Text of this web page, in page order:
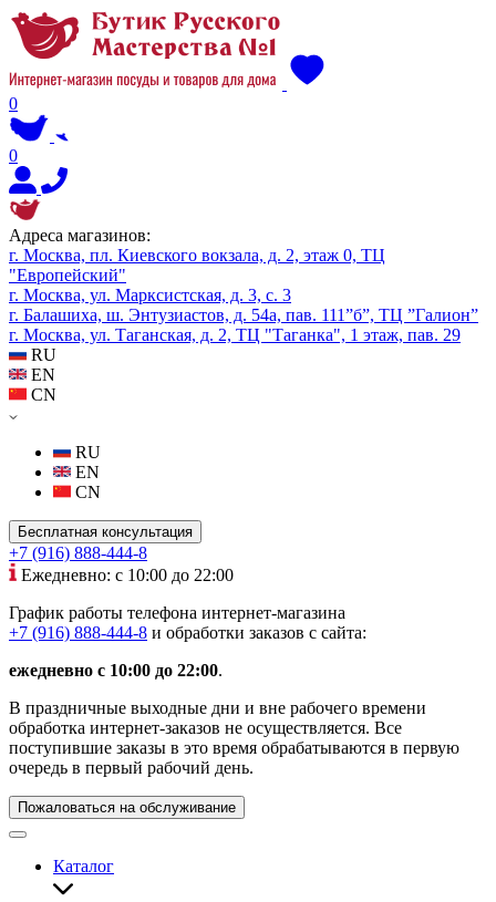
0
0
Адреса магазинов:
г. Москва, пл. Киевского вокзала, д. 2, этаж 0, ТЦ
"Европейский"
г. Москва, ул. Марксистская, д. 3, с. 3
г. Балашиха, ш. Энтузиастов, д. 54а, пав. 111”б”, ТЦ ”Галион”
г. Москва, ул. Таганская, д. 2, ТЦ "Таганка", 1 этаж, пав. 29
RU
EN
CN
RU
EN
CN
Бесплатная консультация
+7 (916) 888-444-8
Ежедневно: с 10:00 до 22:00
График работы телефона интернет-магазина
+7 (916) 888-444-8 и обработки заказов с сайта:
ежедневно с 10:00 до 22:00.
В праздничные выходные дни и вне рабочего времени
обработка интернет-заказов не осуществляется. Все
поступившие заказы в это время обрабатываются в первую
очередь в первый рабочий день.
Пожаловаться на обслуживание
Каталог